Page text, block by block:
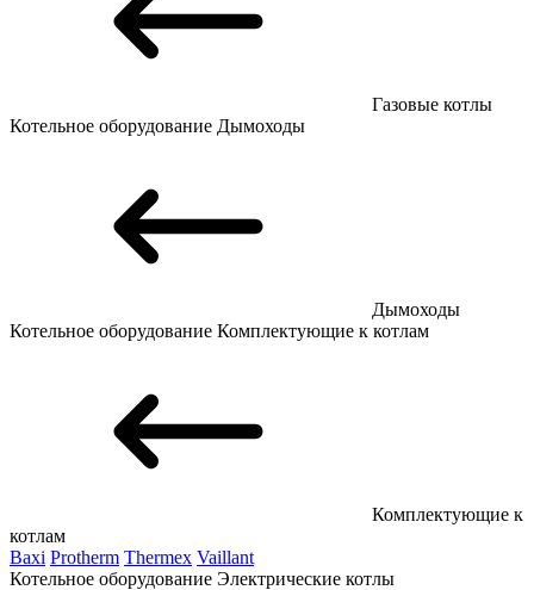
Газовые котлы
Котельное оборудование Дымоходы
Дымоходы
Котельное оборудование Комплектующие к котлам
Комплектующие к
котлам
Baxi Protherm Thermex Vaillant
Котельное оборудование Электрические котлы